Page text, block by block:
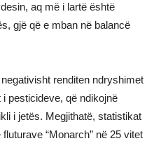
aq më i lartë është
gjë që e mban në balancë
renditen ndryshimet
pesticideve, që ndikojnë
i jetës. Megjithatë, statistikat
“Monarch” në 25 vitet